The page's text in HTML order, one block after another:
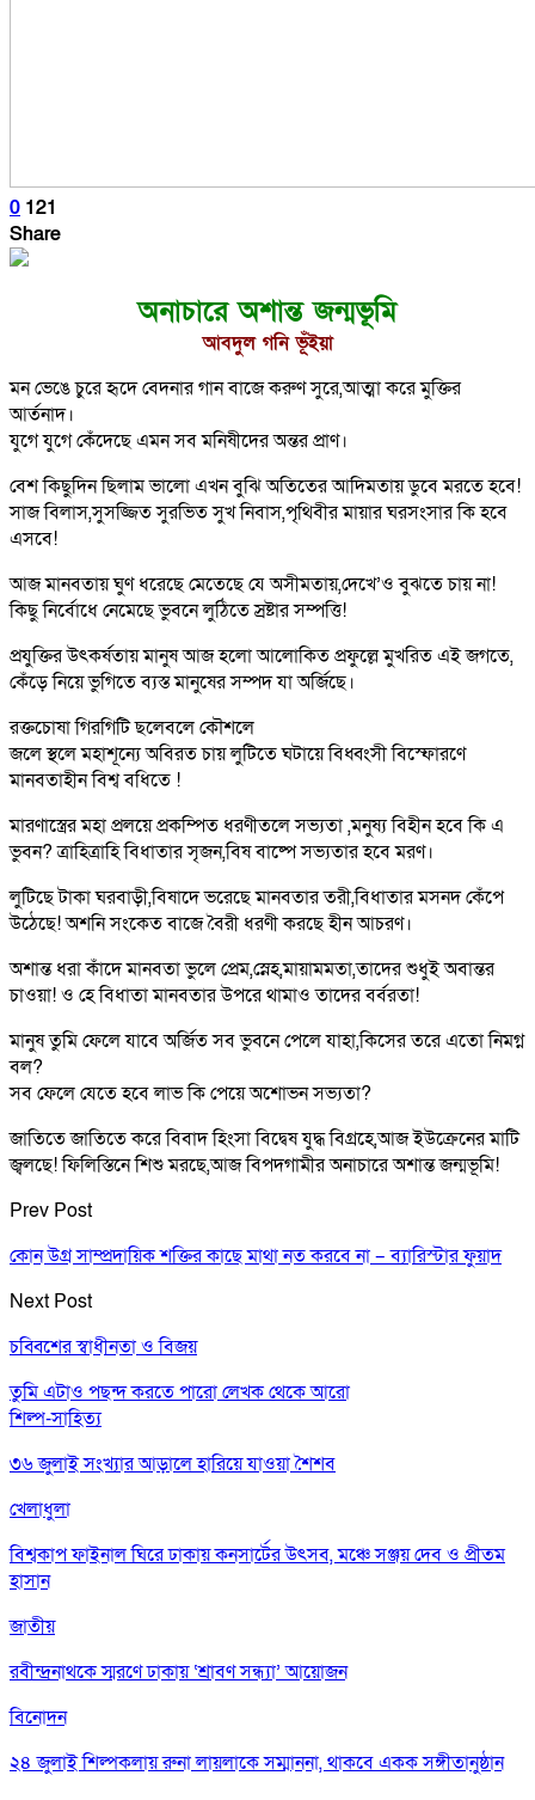
0 121
Share
অনাচারে অশান্ত জন্মভূমি
আবদুল গনি ভূঁইয়া
মন ভেঙে চুরে হৃদে বেদনার গান বাজে করুণ সুরে,আত্মা করে মুক্তির
আর্তনাদ।
যুগে যুগে কেঁদেছে এমন সব মনিষীদের অন্তর প্রাণ।
বেশ কিছুদিন ছিলাম ভালো এখন বুঝি অতিতের আদিমতায় ডুবে মরতে হবে!
সাজ বিলাস,সুসজ্জিত সুরভিত সুখ নিবাস,পৃথিবীর মায়ার ঘরসংসার কি হবে
এসবে!
আজ মানবতায় ঘুণ ধরেছে মেতেছে যে অসীমতায়,দেখে’ও বুঝতে চায় না!
কিছু নির্বোধে নেমেছে ভুবনে লুঠিতে স্রষ্টার সম্পত্তি!
প্রযুক্তির উৎকর্ষতায় মানুষ আজ হলো আলোকিত প্রফুল্লে মুখরিত এই জগতে,
কেঁড়ে নিয়ে ভুগিতে ব্যস্ত মানুষের সম্পদ যা অর্জিছে।
রক্তচোষা গিরগিটি ছলেবলে কৌশলে
জলে স্থলে মহাশূন্যে অবিরত চায় লুটিতে ঘটায়ে বিধ্বংসী বিস্ফোরণে
মানবতাহীন বিশ্ব বধিতে !
মারণাস্ত্রের মহা প্রলয়ে প্রকম্পিত ধরণীতলে সভ্যতা ,মনুষ্য বিহীন হবে কি এ
ভুবন? ত্রাহিত্রাহি বিধাতার সৃজন,বিষ বাষ্পে সভ্যতার হবে মরণ।
লুটিছে টাকা ঘরবাড়ী,বিষাদে ভরেছে মানবতার তরী,বিধাতার মসনদ কেঁপে
উঠেছে! অশনি সংকেত বাজে বৈরী ধরণী করছে হীন আচরণ।
অশান্ত ধরা কাঁদে মানবতা ভুলে প্রেম,স্নেহ,মায়ামমতা,তাদের শুধুই অবান্তর
চাওয়া! ও হে বিধাতা মানবতার উপরে থামাও তাদের বর্বরতা!
মানুষ তুমি ফেলে যাবে অর্জিত সব ভুবনে পেলে যাহা,কিসের তরে এতো নিমগ্ন
বল?
সব ফেলে যেতে হবে লাভ কি পেয়ে অশোভন সভ্যতা?
জাতিতে জাতিতে করে বিবাদ হিংসা বিদ্বেষ যুদ্ধ বিগ্রহে,আজ ইউক্রেনের মাটি
জ্বলছে! ফিলিস্তিনে শিশু মরছে,আজ বিপদগামীর অনাচারে অশান্ত জন্মভূমি!
Prev Post
কোন উগ্র সাম্প্রদায়িক শক্তির কাছে মাথা নত করবে না – ব্যারিস্টার ফুয়াদ
Next Post
চব্বিশের স্বাধীনতা ও বিজয়
তুমি এটাও পছন্দ করতে পারোলেখক থেকে আরো
শিল্প-সাহিত্য
৩৬ জুলাই সংখ্যার আড়ালে হারিয়ে যাওয়া শৈশব
খেলাধুলা
বিশ্বকাপ ফাইনাল ঘিরে ঢাকায় কনসার্টের উৎসব, মঞ্চে সঞ্জয় দেব ও প্রীতম
হাসান
জাতীয়
রবীন্দ্রনাথকে স্মরণে ঢাকায় ‘শ্রাবণ সন্ধ্যা’ আয়োজন
বিনোদন
২৪ জুলাই শিল্পকলায় রুনা লায়লাকে সম্মাননা, থাকবে একক সঙ্গীতানুষ্ঠান